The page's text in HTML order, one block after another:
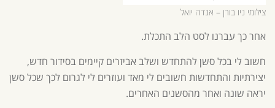
צילומי ניו בורן – אנדה יואל
אחר כך עברנו לסט הלב התכלת.
חשוב לי בכל סשן להתחדש ושלב אביזרים קיימים בסידור חדש,
יצירתיות והתחדשות חשובים לי מאד ועוזרים לי לגרום לכך שכל סשן
יראה שונה ואחר מהסשנים האחרים.